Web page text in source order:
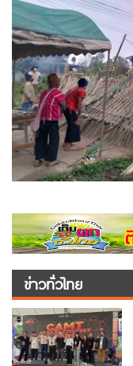
ข่าวทั่วไทย